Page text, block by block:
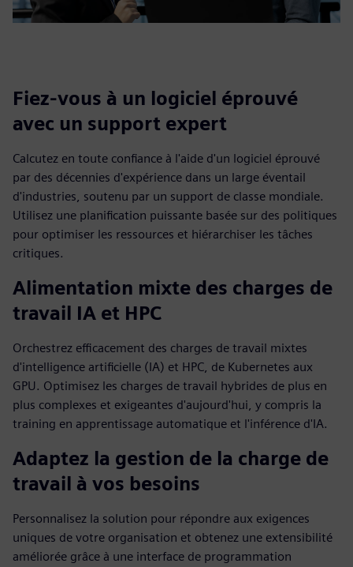
Fiez-vous à un logiciel éprouvé
avec un support expert
Calcutez en toute confiance à l'aide d'un logiciel éprouvé
par des décennies d'expérience dans un large éventail
d'industries, soutenu par un support de classe mondiale.
Utilisez une planification puissante basée sur des politiques
pour optimiser les ressources et hiérarchiser les tâches
critiques.
Alimentation mixte des charges de
travail IA et HPC
Orchestrez efficacement des charges de travail mixtes
d'intelligence artificielle (IA) et HPC, de Kubernetes aux
GPU. Optimisez les charges de travail hybrides de plus en
plus complexes et exigeantes d'aujourd'hui, y compris la
training en apprentissage automatique et l'inférence d'IA.
Adaptez la gestion de la charge de
travail à vos besoins
Personnalisez la solution pour répondre aux exigences
uniques de votre organisation et obtenez une extensibilité
améliorée grâce à une interface de programmation